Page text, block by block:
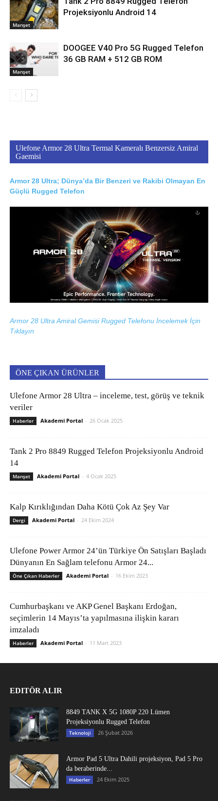
Manşet
Projeksiyonlu Android 14
Manşet
DOOGEE V40 Pro 5G Rugged Telefon
36 GB RAM + 512 GB ROM
Ulefone Armor 28 Ultra Termal Kameralı Benzersiz Amiral
Gaemisi
Armor 28 Ultra; Dünya’da Bir Benzeri ve Rakibi Olmayan En
Güçlü Rugged Telefon
Armor 28 Ultra Amiral Gemisi Rugged Telefonu İncelemek İçin
Tıklayın
ÖNE ÇIKAN ÜRÜNLER
Ulefone Armor 28 Ultra – inceleme, test, görüş ve teknik
veriler
Haberler Akademi Portal - 26 Ocak 2025
Tank 2 Pro 8849 Rugged Telefon Projeksiyonlu Android
14
Manşet Akademi Portal - 4 Ocak 2025
Kalp Kırıklığından Daha Kötü Çok Az Şey Var
Dergi Akademi Portal - 24 Ekim 2024
Ulefone Power Armor 24’ün Türkiye Ön Satışları Başladı
Dünyanın En Sağlam telefonu Armor 24...
Öne Çıkan Haberler Akademi Portal - 16 Ekim 2023
Cumhurbaşkanı ve AKP Genel Başkanı Erdoğan,
seçimlerin 14 Mayıs’ta yapılmasına ilişkin kararı
imzaladı
Haberler Akademi Portal - 11 Mart 2023
EDITÖR ALIR
8849 TANK X 5G 1080P 220 Lümen
Projeksiyonlu Rugged Telefon
Teknoloji 26 Şubat 2026
Armor Pad 5 Ultra Dahili projeksiyon, Pad 5 Pro
da beraberinde...
Haberler 24 Ekim 2025